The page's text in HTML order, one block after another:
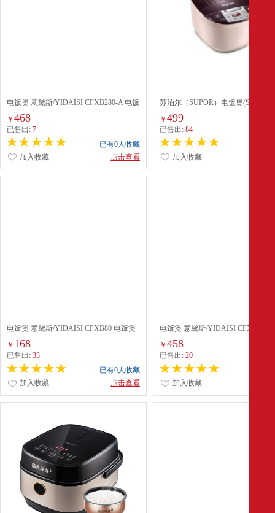
电饭煲 意黛斯/YIDAISI CFXB280-A 电饭
煲 28L 机械式 白色
￥ 468
已售出: 7
已有0人收藏
点击查看
加入收藏
苏泊尔（SUPOR）电饭煲
(4L)
￥499
已售出:84
加入收藏
电饭煲 意黛斯/YIDAISI CFXB80 电饭煲
8L 机械式 白色
￥ 168
已售出: 33
已有0人收藏
点击查看
加入收藏
电饭煲 意黛斯/YIDAISI CFXB280
28L 机械式 白色
￥458
已售出:20
加入收藏